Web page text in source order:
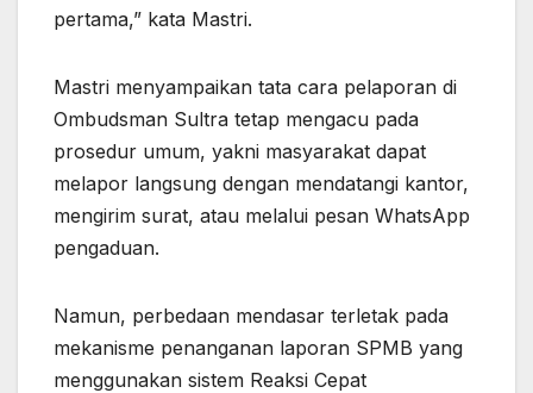
pertama,” kata Mastri.
Mastri menyampaikan tata cara pelaporan di
Ombudsman Sultra tetap mengacu pada
prosedur umum, yakni masyarakat dapat
melapor langsung dengan mendatangi kantor,
mengirim surat, atau melalui pesan WhatsApp
pengaduan.
Namun, perbedaan mendasar terletak pada
mekanisme penanganan laporan SPMB yang
menggunakan sistem Reaksi Cepat